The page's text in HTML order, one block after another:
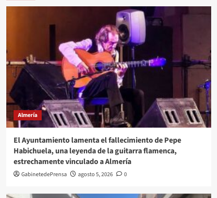
Almería
El Ayuntamiento lamenta el fallecimiento de Pepe
Habichuela, una leyenda de la guitarra flamenca,
estrechamente vinculado a Almería
GabinetedePrensa agosto 5, 2026 0